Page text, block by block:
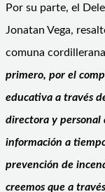
Por su parte, el
Jonatan Vega,
comuna
primero, por el
educativa a través
directora y personal
información a
prevención de
creemos que a